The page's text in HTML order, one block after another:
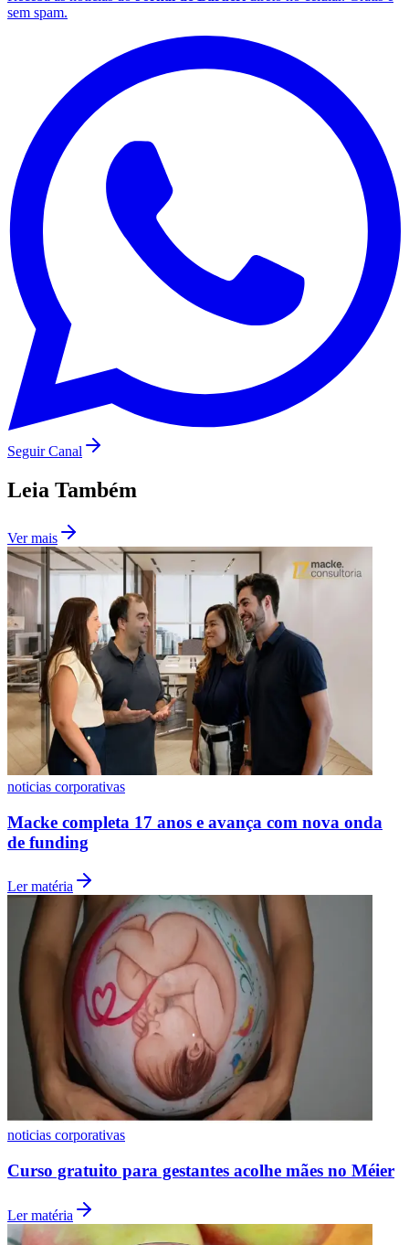
Vasco
sem spam.
Seguir Canal
Leia Também
Ver mais
noticias corporativas
Macke completa 17 anos e avança com nova onda
de funding
Ler matéria
noticias corporativas
Curso gratuito para gestantes acolhe mães no Méier
Ler matéria